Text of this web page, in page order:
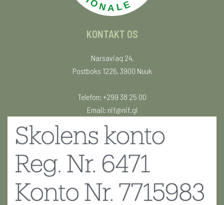
KONTAKT OS
Narsaviaq 24,
Postboks 1226, 3900 Nuuk
Telefon: +299 38 25 00
Email: nif@nif.gl